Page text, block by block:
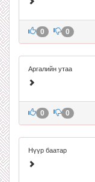
0 0
Аргалийн утаа
0 0
Нүүр баатар